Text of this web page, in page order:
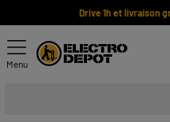
Drive 1h et livraison
Menu